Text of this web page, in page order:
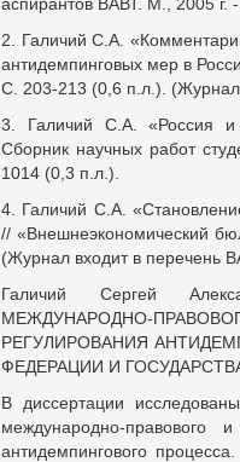
2. Галичий С.А.
антидемпинговых мер в
С. 203-213 (0,6 п.л.).
3. Галичий С.А. «Россия и
Сборник научных работ
1014 (0,3 п.л.).
4. Галичий С.А.
// «Внешнеэкономический
(Журнал входит в перечень
Галичий Сергей
МЕЖДУНАРОДНО-
РЕГУЛИРОВАНИЯ
ФЕДЕРАЦИИ И
В диссертации
международно-правового и
антидемпингового